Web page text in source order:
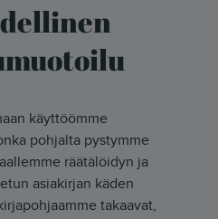
käyttöömme
pohjalta pystymme
räätälöidyn ja
asiakirjan käden
takaavat,